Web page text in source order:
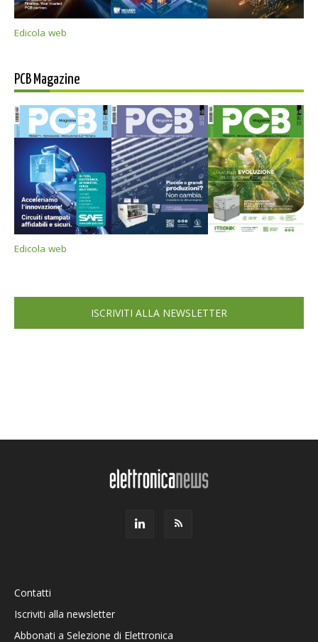
Edicola web
PCB Magazine
Edicola web
ISCRIVITI ALLA NEWSLETTER
Contatti
Iscriviti alla newsletter
Abbonati a Selezione di Elettronica